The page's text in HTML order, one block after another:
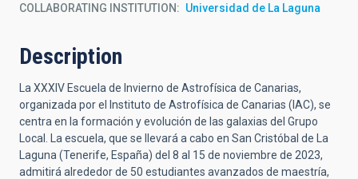
COLLABORATING INSTITUTION Universidad de La Laguna
Description
La XXXIV Escuela de Invierno de Astrofísica de Canarias,
organizada por el Instituto de Astrofísica de Canarias (IAC), se
centra en la formación y evolución de las galaxias del Grupo
Local. La escuela, que se llevará a cabo en San Cristóbal de La
Laguna (Tenerife, España) del 8 al 15 de noviembre de 2023,
admitirá alrededor de 50 estudiantes avanzados de maestría,